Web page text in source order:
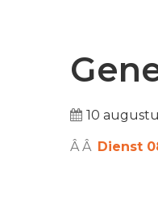
10
Â Â Dienst